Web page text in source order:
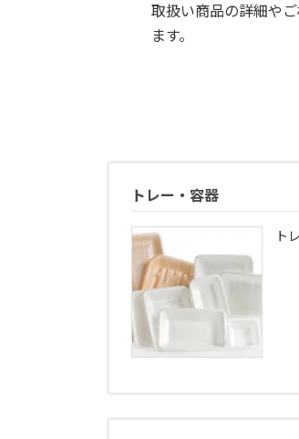
取扱い商品の詳細や
ます。
トレー・容器
ト